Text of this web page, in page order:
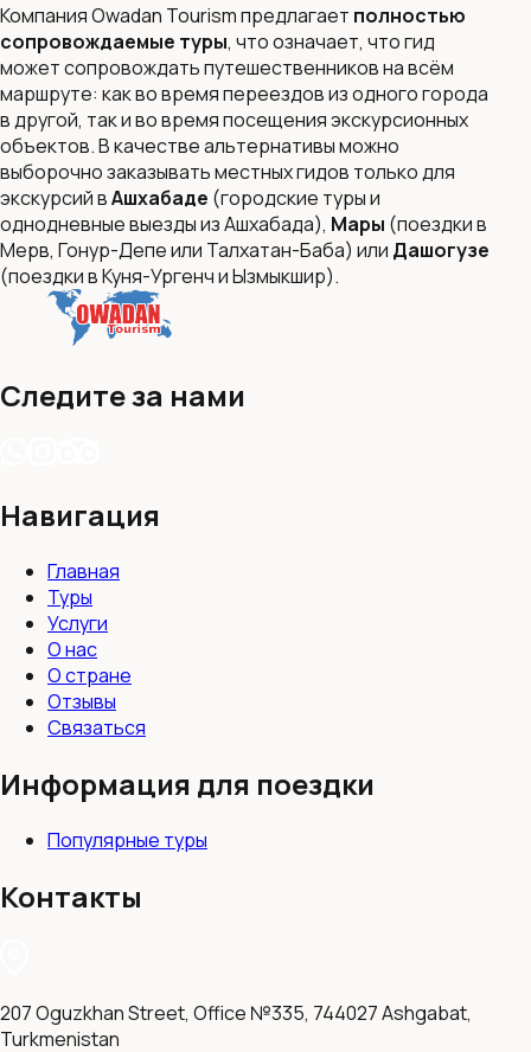
Компания Owadan Tourism предлагает полностью
сопровождаемые туры, что означает, что гид
может сопровождать путешественников на всём
маршруте: как во время переездов из одного города
в другой, так и во время посещения экскурсионных
объектов. В качестве альтернативы можно
выборочно заказывать местных гидов только для
экскурсий вАшхабаде (городские туры и
однодневные выезды из Ашхабада), Мары (поездки в
Мерв, Гонур-Депе или Талхатан-Баба) или Дашогузе
(поездки в Куня-Ургенч и Ызмыкшир).
Следите за нами
Навигация
Главная
Туры
Услуги
О нас
О стране
Отзывы
Связаться
Информация для поездки
Популярные туры
Контакты
207 Oguzkhan Street, Office №335, 744027 Ashgabat,
Turkmenistan